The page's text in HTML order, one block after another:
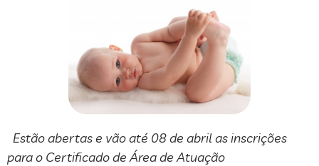
Estão abertas e vão até 08 de abril as inscrições
para o Certificado de Área de Atuação